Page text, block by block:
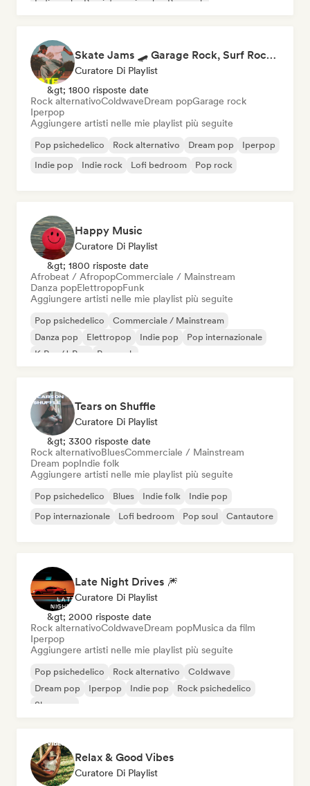
Indie rock Pop internazionale Pop rock
Skate Jams 🛹 Garage Rock, Surf Rock & Neo-Psych
Curatore Di Playlist
&gt; 1800 risposte date
Rock alternativoColdwaveDream popGarage rock
Iperpop
Aggiungere artisti nelle mie playlist più seguite
Pop psichedelico Rock alternativo Dream pop
Iperpop
Indie pop
Indie rock Lofi bedroom Pop rock
Happy Music
Curatore Di Playlist
&gt; 1800 risposte date
Afrobeat / AfropopCommerciale / Mainstream
Danza popElettropopFunk
Aggiungere artisti nelle mie playlist più seguite
Pop psichedelico
Commerciale / Mainstream
Danza pop
Elettropop Indie pop
Pop internazionale
K-Pop/J-Pop
Pop rock
Tears on Shuffle
Curatore Di Playlist
&gt; 3300 risposte date
Rock alternativoBluesCommerciale / Mainstream
Dream popIndie folk
Aggiungere artisti nelle mie playlist più seguite
Pop psichedelico Blues Indie folk
Indie pop
Pop internazionale
Lofi bedroom Pop soul Cantautore
Late Night Drives 🎆
Curatore Di Playlist
&gt; 2000 risposte date
Rock alternativoColdwaveDream popMusica da film
Iperpop
Aggiungere artisti nelle mie playlist più seguite
Pop psichedelico Rock alternativo
Coldwave
Dream pop
Iperpop Indie pop
Rock psichedelico
Shoegaze
Relax & Good Vibes
Curatore Di Playlist